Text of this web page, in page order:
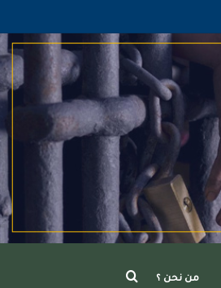
من نحن ؟